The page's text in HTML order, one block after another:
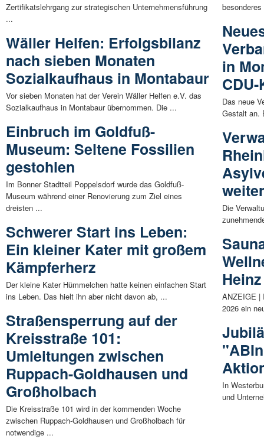
Zertifikatslehrgang zur strategischen Unternehmensführung
...
Wäller Helfen: Erfolgsbilanz
nach sieben Monaten
Sozialkaufhaus in Montabaur
Vor sieben Monaten hat der Verein Wäller Helfen e.V. das
Sozialkaufhaus in Montabaur übernommen. Die ...
Einbruch im Goldfuß-
Museum: Seltene Fossilien
gestohlen
Im Bonner Stadtteil Poppelsdorf wurde das Goldfuß-
Museum während einer Renovierung zum Ziel eines
dreisten ...
Schwerer Start ins Leben:
Ein kleiner Kater mit großem
Kämpferherz
Der kleine Kater Hümmelchen hatte keinen einfachen Start
ins Leben. Das hielt ihn aber nicht davon ab, ...
Straßensperrung auf der
Kreisstraße 101:
Umleitungen zwischen
Ruppach-Goldhausen und
Großholbach
Die Kreisstraße 101 wird in der kommenden Woche
zwischen Ruppach-Goldhausen und Großholbach für
notwendige ...
in
Das neue
Gestalt an.
Die
ANZEIGE |
2026 ein
In
und